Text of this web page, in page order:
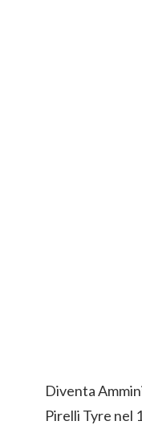
Diventa
Pirelli Tyre nel